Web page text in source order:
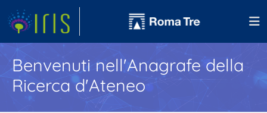
Benvenuti nell'Anagrafe della
Ricerca d'Ateneo